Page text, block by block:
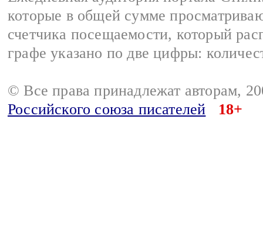
которые в общей сумме
счетчика посещаемости, который
графе указано по две цифры:
© Все права принадлежат авторам,
Российского союза писателей
18+